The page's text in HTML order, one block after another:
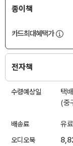
종이책
카드최대혜택가
전자책
수령예상일
택
(중
배송료 유
오디오북